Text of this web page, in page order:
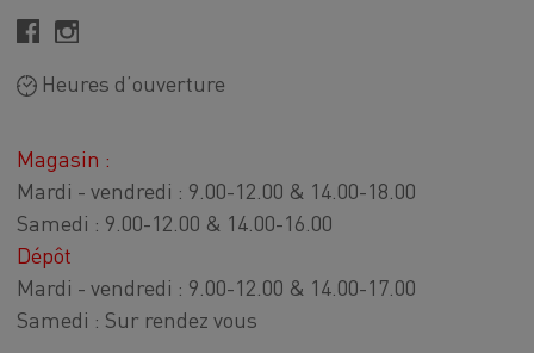
Heures d’ouverture
Magasin :
Mardi - vendredi : 9.00-12.00 & 14.00-18.00
Samedi : 9.00-12.00 & 14.00-16.00
Dépôt
Mardi - vendredi : 9.00-12.00 & 14.00-17.00
Samedi : Sur rendez vous